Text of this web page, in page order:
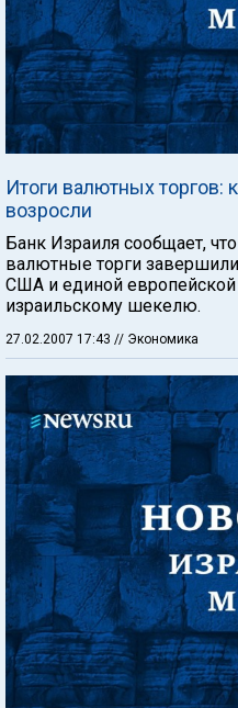
Итоги валютных торгов:
возросли
Банк Израиля сообщает,
валютные торги
США и единой
израильскому шекелю.
27.02.2007 17:43 // Экономика